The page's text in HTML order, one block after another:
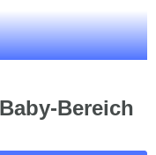
Bereich